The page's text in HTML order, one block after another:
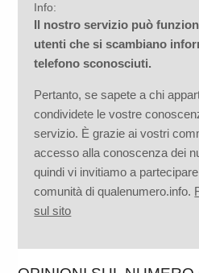
Info:
Il nostro servizio può
utenti che si scambiano
telefono sconosciuti.
Pertanto, se sapete a chi
condividete le vostre
servizio. È grazie ai vostri
accesso alla conoscenza dei
quindi vi invitiamo a
comunità di qualenumero.info.
sul sito